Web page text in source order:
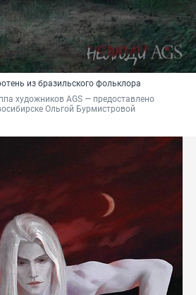
из бразильского фольклора
художников AGS — предоставлено
Ольгой Бурмистровой